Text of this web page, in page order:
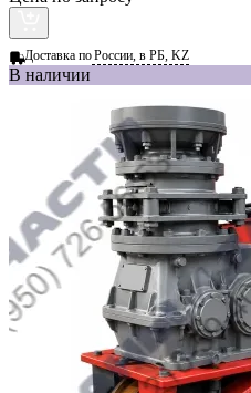
Доставка поРоссии, в РБ, KZ
В наличии